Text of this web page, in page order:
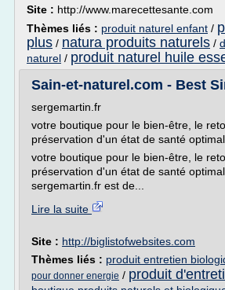
Site : http://www.marecettesante.com
Thèmes liés : produit naturel enfant /
plus / natura produits naturels /
naturel / produit naturel huile
Sain-et-naturel.com - Best
sergemartin.fr
votre boutique pour le bien-être, le
préservation d'un état de santé
votre boutique pour le bien-être, le
préservation d'un état de santé
sergemartin.fr est de...
Lire la suite
Site : http://biglistofwebsites.com
Thèmes liés : produit entretien
pour donner energie / produit